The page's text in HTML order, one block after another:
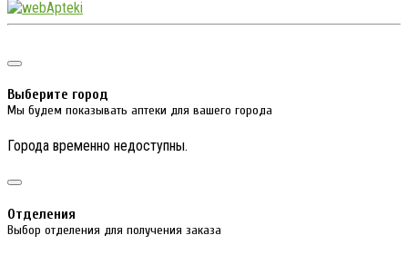
Выберите город
Мы будем показывать аптеки для вашего города
Города временно недоступны.
Отделения
Выбор отделения для получения заказа